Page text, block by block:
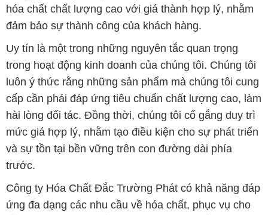
hóa chất chất lượng cao với giá thành hợp lý, nhằm
đảm bảo sự thành công của khách hàng.
Uy tín là một trong những nguyên tắc quan trọng
trong hoạt động kinh doanh của chúng tôi. Chúng tôi
luôn ý thức rằng những sản phẩm mà chúng tôi cung
cấp cần phải đáp ứng tiêu chuẩn chất lượng cao, làm
hài lòng đối tác. Đồng thời, chúng tôi cố gắng duy trì
mức giá hợp lý, nhằm tạo điều kiện cho sự phát triển
và sự tồn tại bền vững trên con đường dài phía
trước.
Công ty Hóa Chất Đắc Trường Phát có khả năng đáp
ứng đa dạng các nhu cầu về hóa chất, phục vụ cho